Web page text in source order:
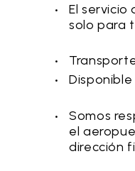
El
solo para
Somos
el
dirección